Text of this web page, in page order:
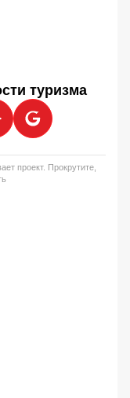
туризма
проект. Прокрутите,